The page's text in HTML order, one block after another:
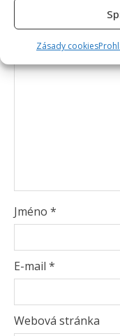
Zásady cookies
Jméno *
E-mail *
Webová stránka